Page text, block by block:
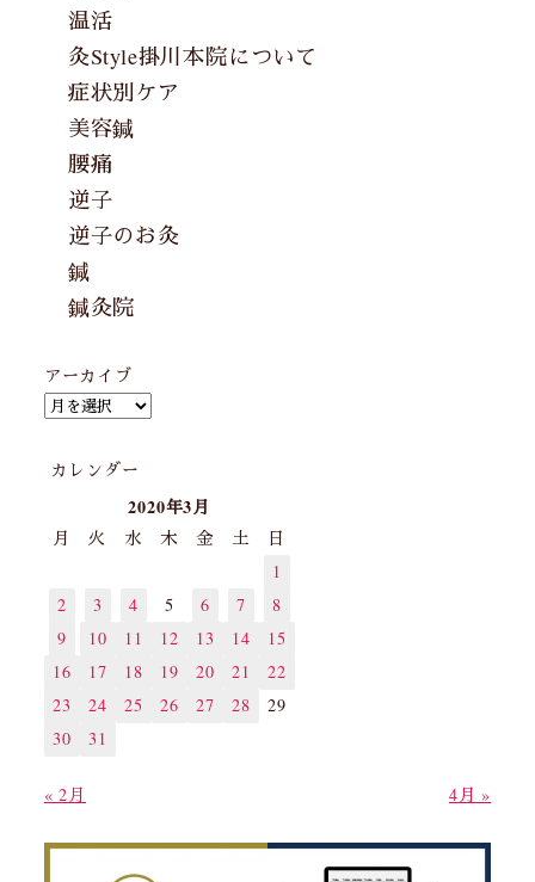
温活
灸Style掛川本院について
症状別ケア
美容鍼
腰痛
逆子
逆子のお灸
鍼
鍼灸院
アーカイブ
カレンダー
2020年3月
月 火 水 木 金 土
日
1
2
3 4 5 6 7
8
9
10 11 12 13 14
15
16
17 18 19 20 21
22
23
24 25 26 27 28
29
30
31
« 2月 4月 »